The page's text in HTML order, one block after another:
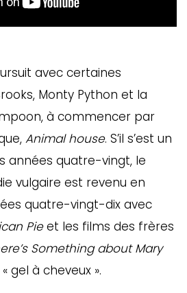
avec certaines
Monty Python et la
à commencer par
Animal house. S’il s’est un
années quatre-vingt, le
vulgaire est revenu en
quatre-vingt-dix avec
Pieet les films des frères
Something about Mary
gel à cheveux ».